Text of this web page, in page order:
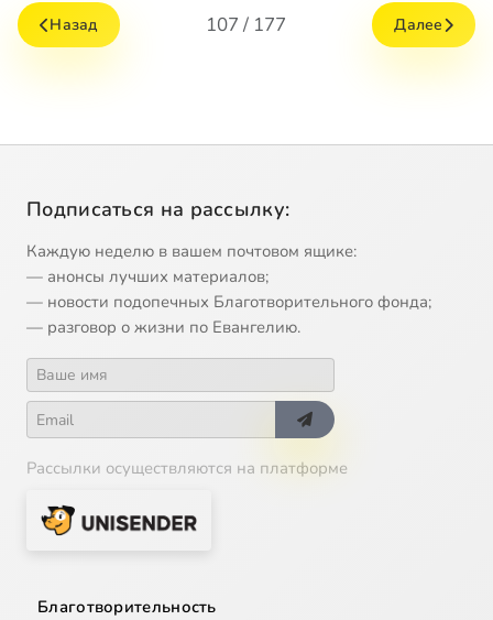
Назад 107 / 177 Далее
Подписаться на рассылку:
Каждую неделю в вашем почтовом ящике:
— анонсы лучших материалов;
— новости подопечных Благотворительного фонда;
— разговор о жизни по Евангелию.
Рассылки осуществляются на платформе
Благотворительность